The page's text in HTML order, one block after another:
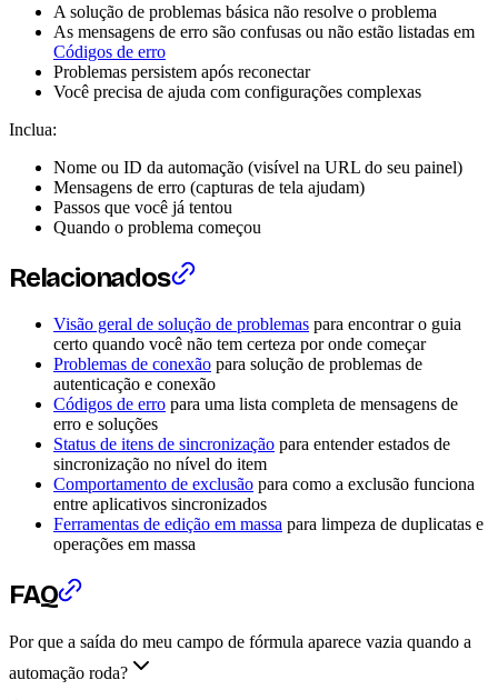
A solução de problemas básica não resolve o problema
As mensagens de erro são confusas ou não estão listadas em
Códigos de erro
Problemas persistem após reconectar
Você precisa de ajuda com configurações complexas
Inclua:
Nome ou ID da automação (visível na URL do seu painel)
Mensagens de erro (capturas de tela ajudam)
Passos que você já tentou
Quando o problema começou
Relacionados
Visão geral de solução de problemas para encontrar o guia
certo quando você não tem certeza por onde começar
Problemas de conexão para solução de problemas de
autenticação e conexão
Códigos de erro para uma lista completa de mensagens de
erro e soluções
Status de itens de sincronização para entender estados de
sincronização no nível do item
Comportamento de exclusão para como a exclusão funciona
entre aplicativos sincronizados
Ferramentas de edição em massa para limpeza de duplicatas e
operações em massa
FAQ
Por que a saída do meu campo de fórmula aparece vazia quando a
automação roda?